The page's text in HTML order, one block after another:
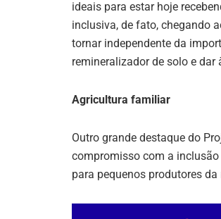
ideais para estar hoje
inclusiva, de fato, chegando
tornar independente da
remineralizador de solo e dar
Agricultura familiar
Outro grande destaque do
compromisso com a
para pequenos produtores